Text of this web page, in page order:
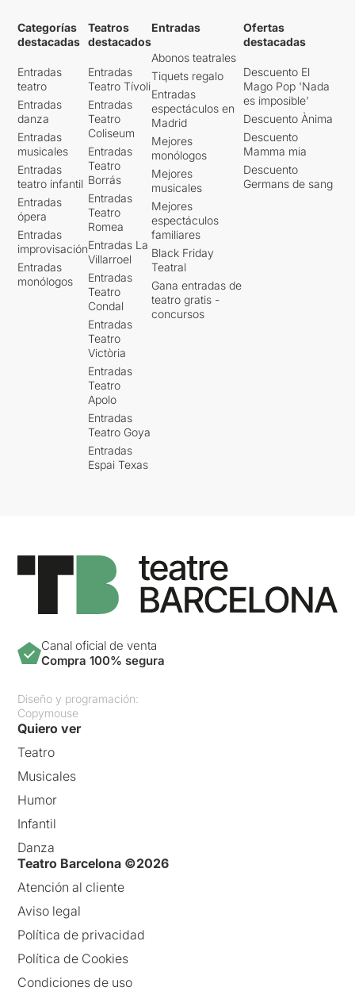
Categorías
destacadas
Entradas
teatro
Entradas
danza
Entradas
musicales
Entradas
teatro infantil
Entradas
ópera
Entradas
improvisación
Entradas
monólogos
Teatros
destacados
Entradas
Teatro Tívoli
Entradas
Teatro
Coliseum
Entradas
Teatro
Borrás
Entradas
Teatro
Romea
Entradas La
Villarroel
Entradas
Teatro
Condal
Entradas
Teatro
Victòria
Entradas
Teatro
Apolo
Entradas
Teatro Goya
Entradas
Espai Texas
Entradas
Abonos teatrales
Tiquets regalo
Entradas
espectáculos en
Madrid
Mejores
monólogos
Mejores
musicales
Mejores
espectáculos
familiares
Black Friday
Teatral
Gana entradas de
teatro gratis -
concursos
Ofertas
destacadas
Descuento El
Mago Pop 'Nada
es imposible'
Descuento Ànima
Descuento
Mamma mia
Descuento
Germans de sang
Canal oficial de venta
Compra 100% segura
Diseño y programación:
Copymouse
Quiero ver
Teatro
Musicales
Humor
Infantil
Danza
Teatro Barcelona ©2026
Atención al cliente
Aviso legal
Política de privacidad
Política de Cookies
Condiciones de uso